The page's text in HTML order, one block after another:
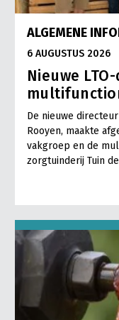
ALGEMENE
6 AUGUSTUS 2026
Nieuwe
De nieuwe
Rooyen, maakte
vakgroep en de
zorgtuinderij Tuin